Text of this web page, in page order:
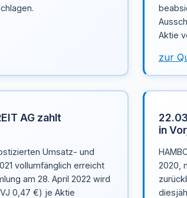
Aktie
zur
AG zahlt
Umsatz- und
vollumfänglich erreicht
am 28. April 2022 wird
0,47 €) je Aktie
in
2020,